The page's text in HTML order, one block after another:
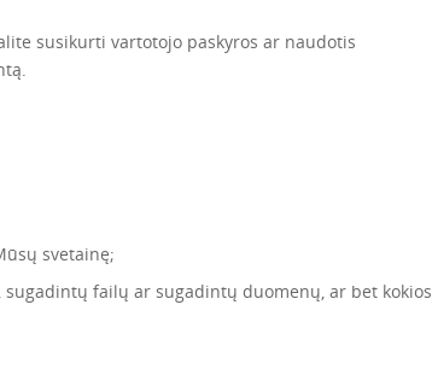
susikurti vartotojo paskyros ar naudotis
svetainę;
failų ar sugadintų duomenų, ar bet kokios